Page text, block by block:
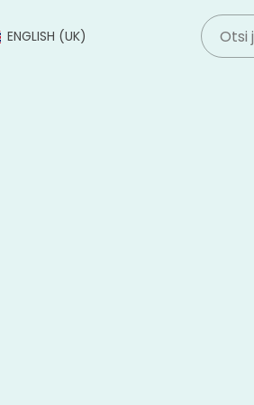
ENGLISH (UK)